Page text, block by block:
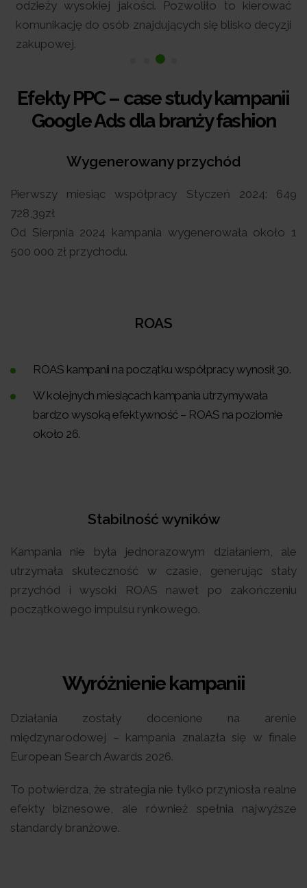
odzieży wysokiej jakości. Pozwoliło to kierować
komunikację do osób znajdujących się blisko decyzji
zakupowej.
Efekty PPC – case study kampanii
Google Ads dla branży fashion
Wygenerowany przychód
Pierwszy miesiąc współpracy Styczeń 2024: 649
728,39zł
Od Sierpnia 2024 kampania wygenerowała około 1
500 000 zł przychodu.
ROAS
ROAS kampanii na początku współpracy wynosił 30.
W kolejnych miesiącach kampania utrzymywała
bardzo wysoką efektywność – ROAS na poziomie
około 26.
Stabilność wyników
Kampania nie była jednorazowym działaniem, ale
utrzymała skuteczność w czasie, generując stały
przychód i wysoki ROAS nawet po zakończeniu
początkowego impulsu rynkowego.
Wyróżnienie kampanii
Działania zostały docenione na arenie
międzynarodowej – kampania znalazła się w finale
European Search Awards 2026.
To potwierdza, że strategia nie tylko przyniosła realne
efekty biznesowe, ale również spełnia najwyższe
standardy branżowe.